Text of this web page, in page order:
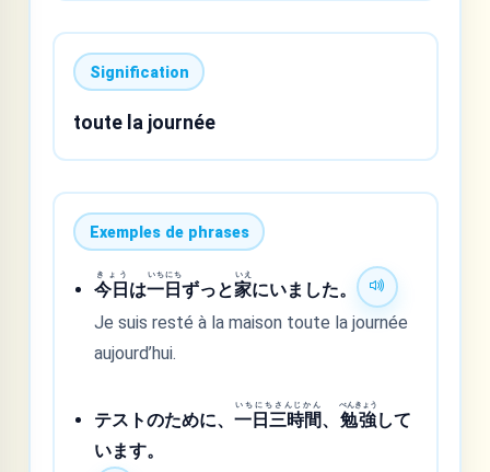
Signification
toute la journée
Exemples de phrases
今日
きょう
は一日
いちにち
ずっと家
いえ
にいました。
Je suis resté à la maison toute la journée
aujourd’hui.
テストのために、一日三時間
いちにちさんじかん
、 勉強
べんきょう
して
います。